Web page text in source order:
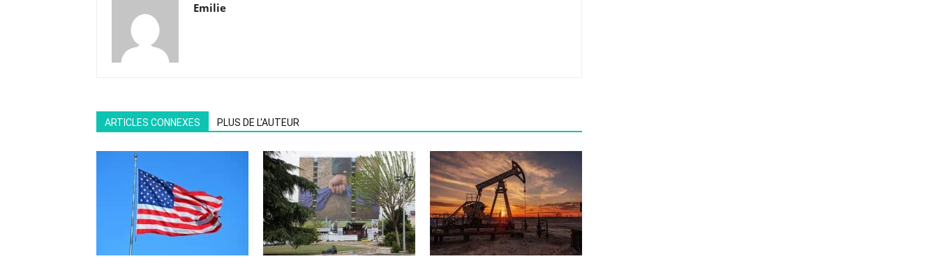
Emilie
ARTICLES CONNEXES PLUS DE L'AUTEUR